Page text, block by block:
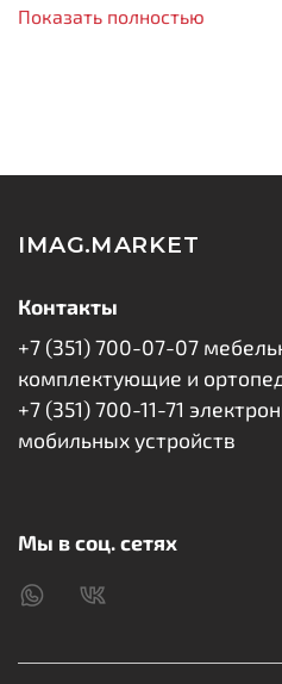
полноклеевой сцепке с
смартфона.
стикеры для удаления пыли.
Упаковка: техническая
Показать полностью
IMAG.MARKET
Контакты
+7 (351) 700-07-07
комплектующие и
+7 (351) 700-11-71
мобильных устройств
Мы в соц. сетях